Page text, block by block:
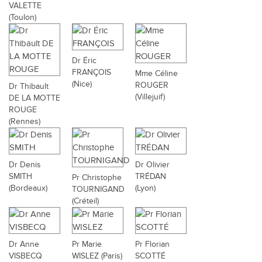
VALETTE
(Toulon)
Dr Thibault
DE LA MOTTE
ROUGE
(Rennes)
Dr Éric
FRANÇOIS
(Nice)
Mme Céline
ROUGER
(Villejuif)
Dr Denis
SMITH
(Bordeaux)
Pr Christophe
TOURNIGAND
(Créteil)
Dr Olivier
TRÉDAN
(Lyon)
Dr Anne
VISBECQ
Pr Marie
WISLEZ (Paris)
Pr Florian
SCOTTÉ